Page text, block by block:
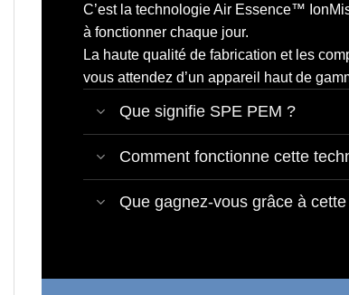
C’est la technologie Air Essence™
à fonctionner chaque jour.
La haute qualité de fabrication et les
vous attendez d’un appareil haut de
Que signifie SPE PEM ?
Comment fonctionne cette
Que gagnez-vous grâce à